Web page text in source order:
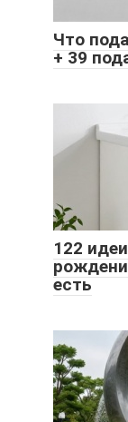
Что
+ 39
122
есть